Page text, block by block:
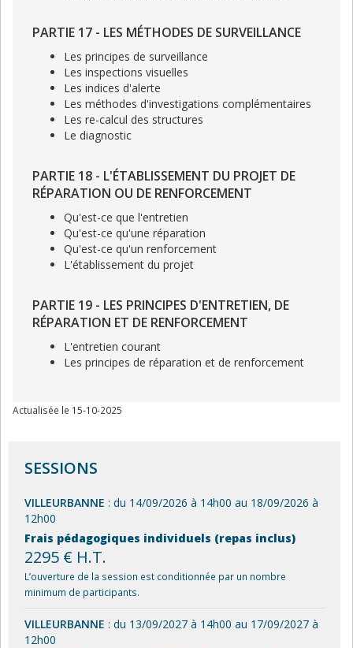
PARTIE 17 - LES MÉTHODES DE SURVEILLANCE
Les principes de surveillance
Les inspections visuelles
Les indices d'alerte
Les méthodes d'investigations complémentaires
Les re-calcul des structures
Le diagnostic
PARTIE 18 - L'ÉTABLISSEMENT DU PROJET DE
RÉPARATION OU DE RENFORCEMENT
Qu'est-ce que l'entretien
Qu'est-ce qu'une réparation
Qu'est-ce qu'un renforcement
L'établissement du projet
PARTIE 19 - LES PRINCIPES D'ENTRETIEN, DE
RÉPARATION ET DE RENFORCEMENT
L'entretien courant
Les principes de réparation et de renforcement
Actualisée le 15-10-2025
SESSIONS
VILLEURBANNE : du 14/09/2026 à 14h00 au 18/09/2026 à
12h00
Frais pédagogiques individuels (repas inclus)
2295 € H.T.
L’ouverture de la session est conditionnée par un nombre
minimum de participants.
VILLEURBANNE : du 13/09/2027 à 14h00 au 17/09/2027 à
12h00